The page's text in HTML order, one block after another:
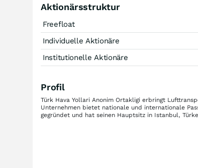
Aktionärsstruktur
Freefloat
Individuelle Aktionäre
Institutionelle Aktionäre
Profil
Türk Hava Yollari Anonim Ortakligi erbringt
Unternehmen bietet nationale und internationale
gegründet und hat seinen Hauptsitz in Istanbul,